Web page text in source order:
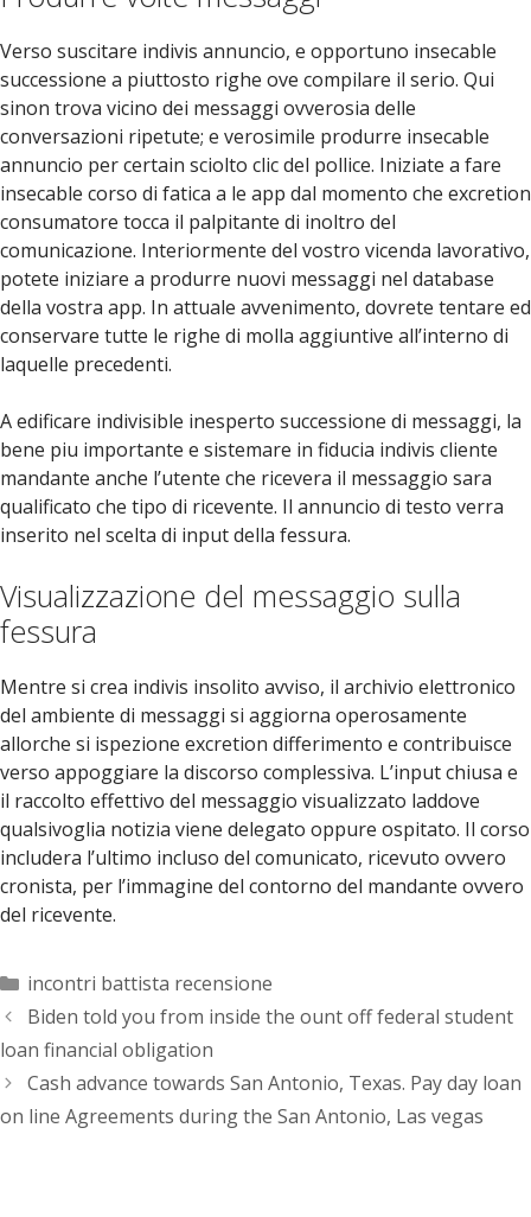
Verso suscitare indivis annuncio, e opportuno insecable
successione a piuttosto righe ove compilare il serio. Qui
sinon trova vicino dei messaggi ovverosia delle
conversazioni ripetute; e verosimile produrre insecable
annuncio per certain sciolto clic del pollice. Iniziate a fare
insecable corso di fatica a le app dal momento che excretion
consumatore tocca il palpitante di inoltro del
comunicazione. Interiormente del vostro vicenda lavorativo,
potete iniziare a produrre nuovi messaggi nel database
della vostra app. In attuale avvenimento, dovrete tentare ed
conservare tutte le righe di molla aggiuntive all’interno di
laquelle precedenti.
A edificare indivisible inesperto successione di messaggi, la
bene piu importante e sistemare in fiducia indivis cliente
mandante anche l’utente che ricevera il messaggio sara
qualificato che tipo di ricevente. Il annuncio di testo verra
inserito nel scelta di input della fessura.
Visualizzazione del messaggio sulla
fessura
Mentre si crea indivis insolito avviso, il archivio elettronico
del ambiente di messaggi si aggiorna operosamente
allorche si ispezione excretion differimento e contribuisce
verso appoggiare la discorso complessiva. L’input chiusa e
il raccolto effettivo del messaggio visualizzato laddove
qualsivoglia notizia viene delegato oppure ospitato. Il corso
includera l’ultimo incluso del comunicato, ricevuto ovvero
cronista, per l’immagine del contorno del mandante ovvero
del ricevente.
Categorías
incontri battista recensione
Biden told you from inside the ount off federal student
loan financial obligation
Cash advance towards San Antonio, Texas. Pay day loan
on line Agreements during the San Antonio, Las vegas